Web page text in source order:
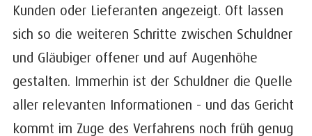
Kunden oder Lieferanten angezeigt. Oft lassen
sich so die weiteren Schritte zwischen Schuldner
und Gläubiger offener und auf Augenhöhe
gestalten. Immerhin ist der Schuldner die Quelle
aller relevanten Informationen - und das Gericht
kommt im Zuge des Verfahrens noch früh genug